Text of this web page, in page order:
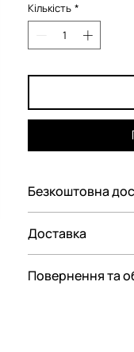
Кількість *
Безкоштовна
грн
Доставка
замовлення:
Повернення та